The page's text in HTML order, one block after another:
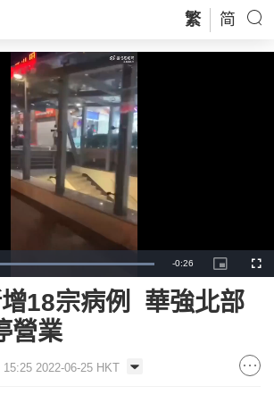
繁 简
Loaded:
100.00%
Remaining
Time
-0:26
Picture-
in-
18宗病例 華強北部
營業
15:25 2022-06-25 HKT